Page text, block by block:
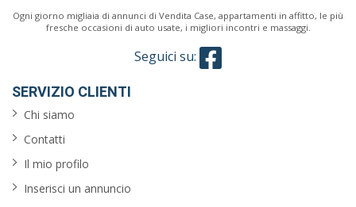
Ogni giorno migliaia di annunci di Vendita Case, appartamenti in affitto, le più
fresche occasioni di auto usate, i migliori incontri e massaggi.
Seguici su:
SERVIZIO CLIENTI
Chi siamo
Contatti
Il mio profilo
Inserisci un annuncio